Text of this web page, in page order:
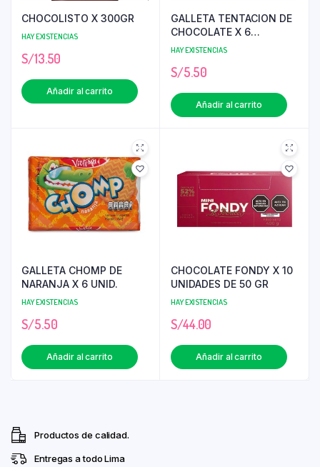
CHOCOLISTO X 300GR
HAY EXISTENCIAS
S/13.50
Añadir al carrito
GALLETA TENTACION DE
CHOCOLATE X 6
UNIDADES
HAY EXISTENCIAS
S/5.50
Añadir al carrito
GALLETA CHOMP DE
NARANJA X 6 UNID.
HAY EXISTENCIAS
S/5.50
Añadir al carrito
CHOCOLATE FONDY X 10
UNIDADES DE 50 GR
HAY EXISTENCIAS
S/44.00
Añadir al carrito
Productos de calidad.
Entregas a todo Lima